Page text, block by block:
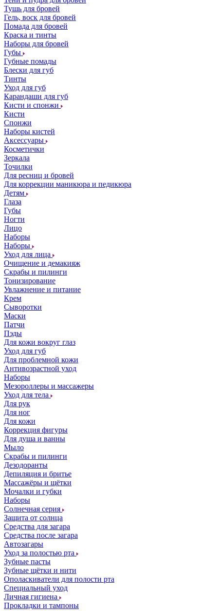
Тушь для бровей
Гель, воск для бровей
Помада для бровей
Краска и тинты
Наборы для бровей
Губы
Губные помады
Блески для губ
Тинты
Уход для губ
Карандаши для губ
Кисти и спонжи
Кисти
Спонжи
Наборы кистей
Аксессуары
Косметички
Зеркала
Точилки
Для ресниц и бровей
Для коррекции маникюра и педикюра
Детям
Глаза
Губы
Ногти
Лицо
Наборы
Наборы
Уход для лица
Очищение и демакияж
Скрабы и пилинги
Тонизирование
Увлажнение и питание
Крем
Сыворотки
Маски
Патчи
Пэды
Для кожи вокруг глаз
Уход для губ
Для проблемной кожи
Антивозрастной уход
Наборы
Мезороллеры и массажеры
Уход для тела
Для рук
Для ног
Для кожи
Коррекция фигуры
Для душа и ванны
Мыло
Скрабы и пилинги
Дезодоранты
Депиляция и бритье
Массажёры и щётки
Мочалки и губки
Наборы
Солнечная серия
Защита от солнца
Средства для загара
Средства после загара
Автозагары
Уход за полостью рта
Зубные пасты
Зубные щётки и нити
Ополаскиватели для полости рта
Специальный уход
Личная гигиена
Прокладки и тампоны